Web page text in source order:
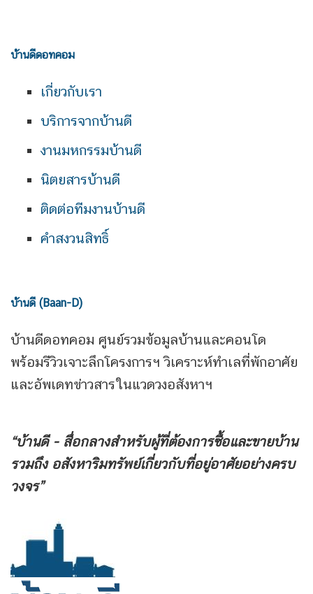
บ้านดีดอทคอม
เกี่ยวกับเรา
บริการจากบ้านดี
งานมหกรรมบ้านดี
นิตยสารบ้านดี
ติดต่อทีมงานบ้านดี
คำสงวนสิทธิ์
บ้านดี (Baan-D)
บ้านดีดอทคอม ศูนย์รวมข้อมูลบ้านและคอนโด
พร้อมรีวิวเจาะลึกโครงการฯ วิเคราะห์ทำเลที่พักอาศัย
และอัพเดทข่าวสารในแวดวงอสังหาฯ
“บ้านดี - สื่อกลางสำหรับผู้ที่ต้องการซื้อและขายบ้าน
รวมถึง อสังหาริมทรัพย์เกี่ยวกับที่อยู่อาศัยอย่างครบ
วงจร”